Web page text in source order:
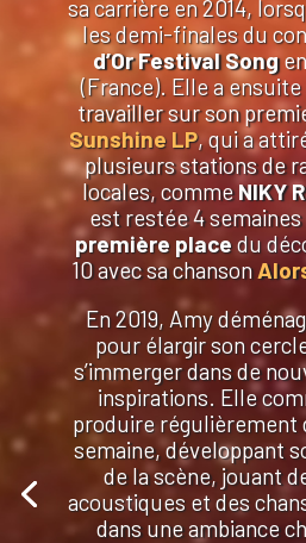
sa carrière en 2014,
les demi-finales du
d’Or Festival Song
(France). Elle a
travailler sur son
Sunshine LP, qui a
plusieurs stations de
locales, commeNIKY
est restée 4 semaines
première placedu
10 avec sa chanson
En 2019, Amy
pour élargir son
s’immerger dans de
inspirations. Elle
produire régulièrement
semaine, développant
de la scène, jouant
acoustiques et des
dans une ambiance